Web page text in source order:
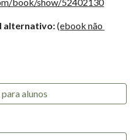
book/show/52402130
alternativo: (ebook não
alunos